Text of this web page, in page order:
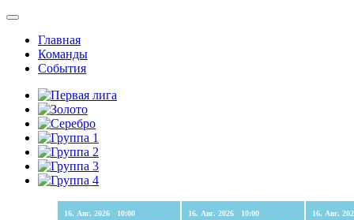
Главная
Команды
События
16. Авг. 2026 10:00 16. Авг. 2026 10:00